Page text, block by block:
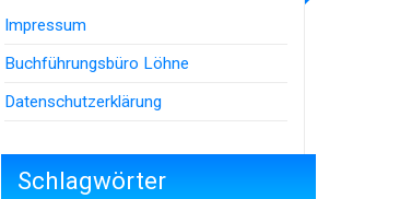
Impressum
Buchführungsbüro Löhne
Datenschutzerklärung
Schlagwörter